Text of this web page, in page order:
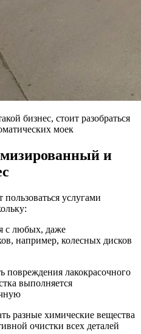
бизнес, стоит разобраться
моек
и
услугами
с любых, даже
например, колесных дисков
повреждения лакокрасочного
выполняется
разные химические вещества
очистки всех деталей